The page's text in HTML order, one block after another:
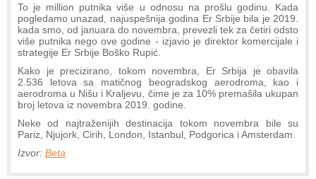
To je million putnika više u odnosu na prošlu godinu. Kada
pogledamo unazad, najuspešnija godina Er Srbije bila je 2019.
kada smo, od januara do novembra, prevezli tek za četiri odsto
više putnika nego ove godine - izjavio je direktor komercijale i
strategije Er Srbije Boško Rupić.
Kako je precizirano, tokom novembra, Er Srbija je obavila
2.536 letova sa matičnog beogradskog aerodroma, kao i
aerodroma u Nišu i Kraljevu, čime je za 10% premašila ukupan
broj letova iz novembra 2019. godine.
Neke od najtraženijih destinacija tokom novembra bile su
Pariz, Njujork, Cirih, London, Istanbul, Podgorica i Amsterdam.
Izvor: Beta